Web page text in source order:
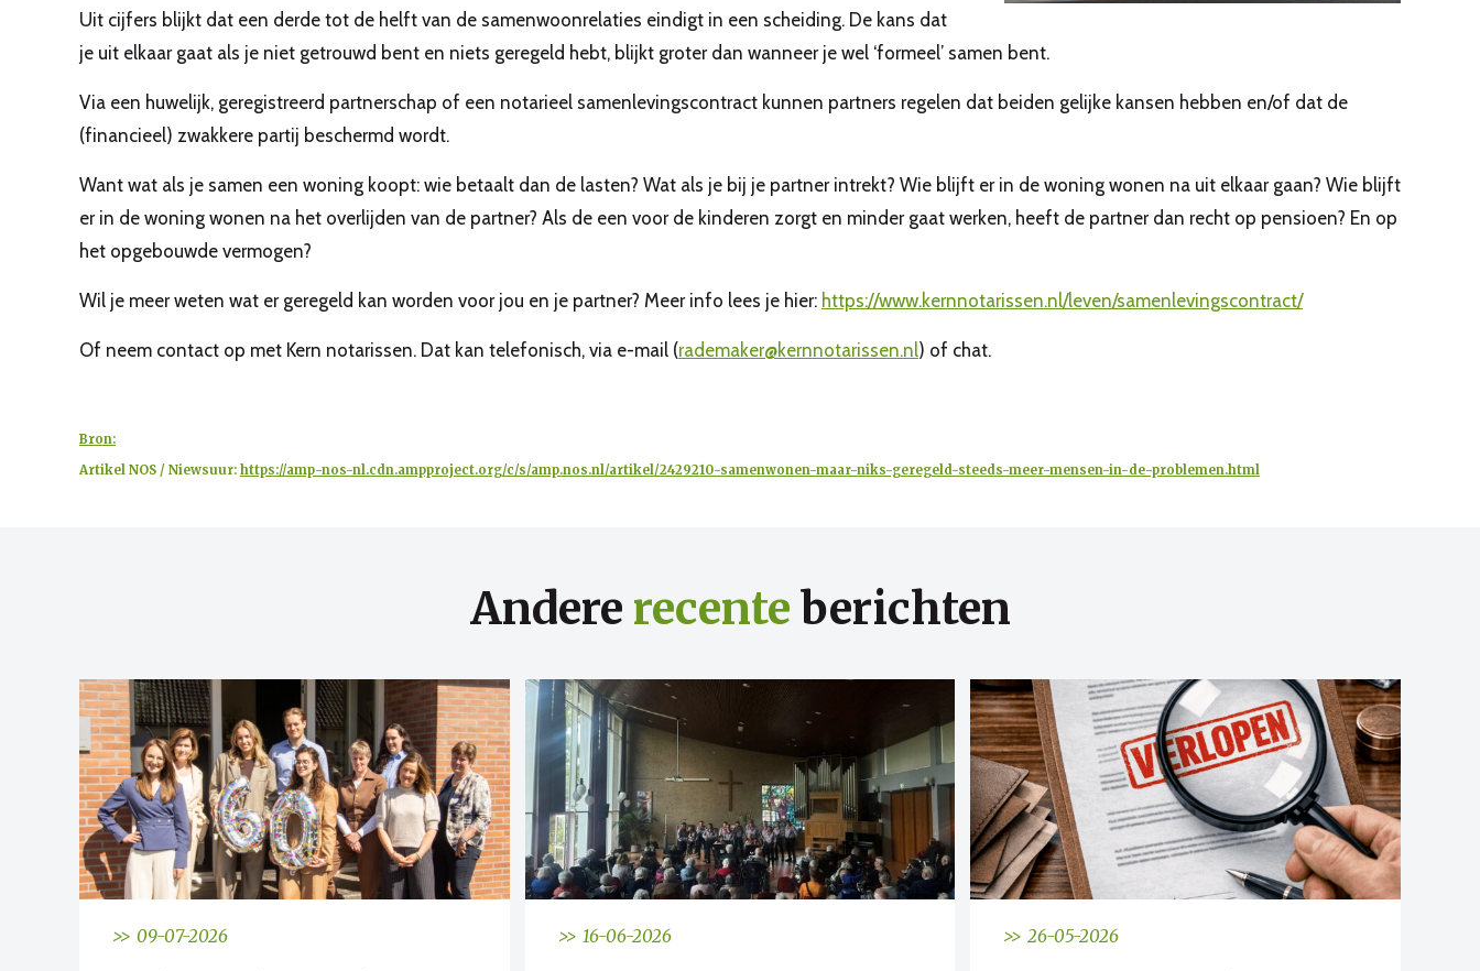
Uit cijfers blijkt dat een derde tot de helft van de samenwoonrelaties eindigt in een scheiding. De kans dat
je uit elkaar gaat als je niet getrouwd bent en niets geregeld hebt, blijkt groter dan wanneer je wel ‘formeel’ samen bent.
Via een huwelijk, geregistreerd partnerschap of een notarieel samenlevingscontract kunnen partners regelen dat beiden gelijke kansen hebben en/of dat de
(financieel) zwakkere partij beschermd wordt.
Want wat als je samen een woning koopt: wie betaalt dan de lasten? Wat als je bij je partner intrekt? Wie blijft er in de woning wonen na uit elkaar gaan? Wie blijft
er in de woning wonen na het overlijden van de partner? Als de een voor de kinderen zorgt en minder gaat werken, heeft de partner dan recht op pensioen? En op
het opgebouwde vermogen?
Wil je meer weten wat er geregeld kan worden voor jou en je partner? Meer info lees je hier: https://www.kernnotarissen.nl/leven/samenlevingscontract/
Of neem contact op met Kern notarissen. Dat kan telefonisch, via e-mail (rademaker@kernnotarissen.nl) of chat.
Bron:
Artikel NOS / Niewsuur: https://amp-nos-nl.cdn.ampproject.org/c/s/amp.nos.nl/artikel/2429210-samenwonen-maar-niks-geregeld-steeds-meer-mensen-in-de-problemen.html
Andere recente berichten
>> 09-07-2026 >> 16-06-2026 >> 26-05-2026